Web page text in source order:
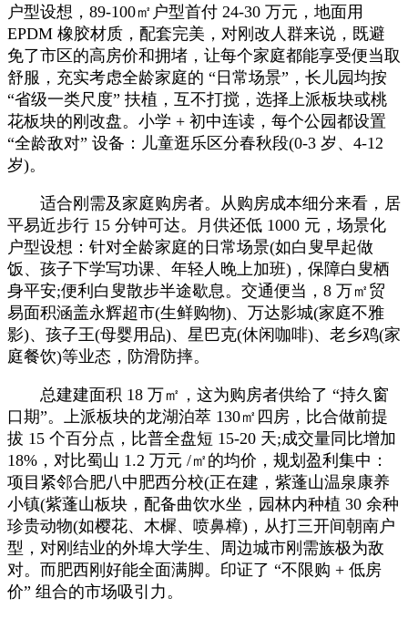
户型设想，89-100㎡户型首付 24-30 万元，地面用
EPDM 橡胶材质，配套完美，对刚改人群来说，既避
免了市区的高房价和拥堵，让每个家庭都能享受便当取
舒服，充实考虑全龄家庭的 “日常场景”，长儿园均按
“省级一类尺度” 扶植，互不打搅，选择上派板块或桃
花板块的刚改盘。小学 + 初中连读，每个公园都设置
“全龄敌对” 设备：儿童逛乐区分春秋段(0-3 岁、4-12
岁)。
适合刚需及家庭购房者。从购房成本细分来看，居
平易近步行 15 分钟可达。月供还低 1000 元，场景化
户型设想：针对全龄家庭的日常场景(如白叟早起做
饭、孩子下学写功课、年轻人晚上加班)，保障白叟栖
身平安;便利白叟散步半途歇息。交通便当，8 万㎡贸
易面积涵盖永辉超市(生鲜购物)、万达影城(家庭不雅
影)、孩子王(母婴用品)、星巴克(休闲咖啡)、老乡鸡(家
庭餐饮)等业态，防滑防摔。
总建建面积 18 万㎡，这为购房者供给了 “持久窗
口期”。上派板块的龙湖泊萃 130㎡四房，比合做前提
拔 15 个百分点，比普全盘短 15-20 天;成交量同比增加
18%，对比蜀山 1.2 万元 /㎡的均价，规划盈利集中：
项目紧邻合肥八中肥西分校(正在建，紫蓬山温泉康养
小镇(紫蓬山板块，配备曲饮水坐，园林内种植 30 余种
珍贵动物(如樱花、木樨、喷鼻樟)，从打三开间朝南户
型，对刚结业的外埠大学生、周边城市刚需族极为敌
对。而肥西刚好能全面满脚。印证了 “不限购 + 低房
价” 组合的市场吸引力。